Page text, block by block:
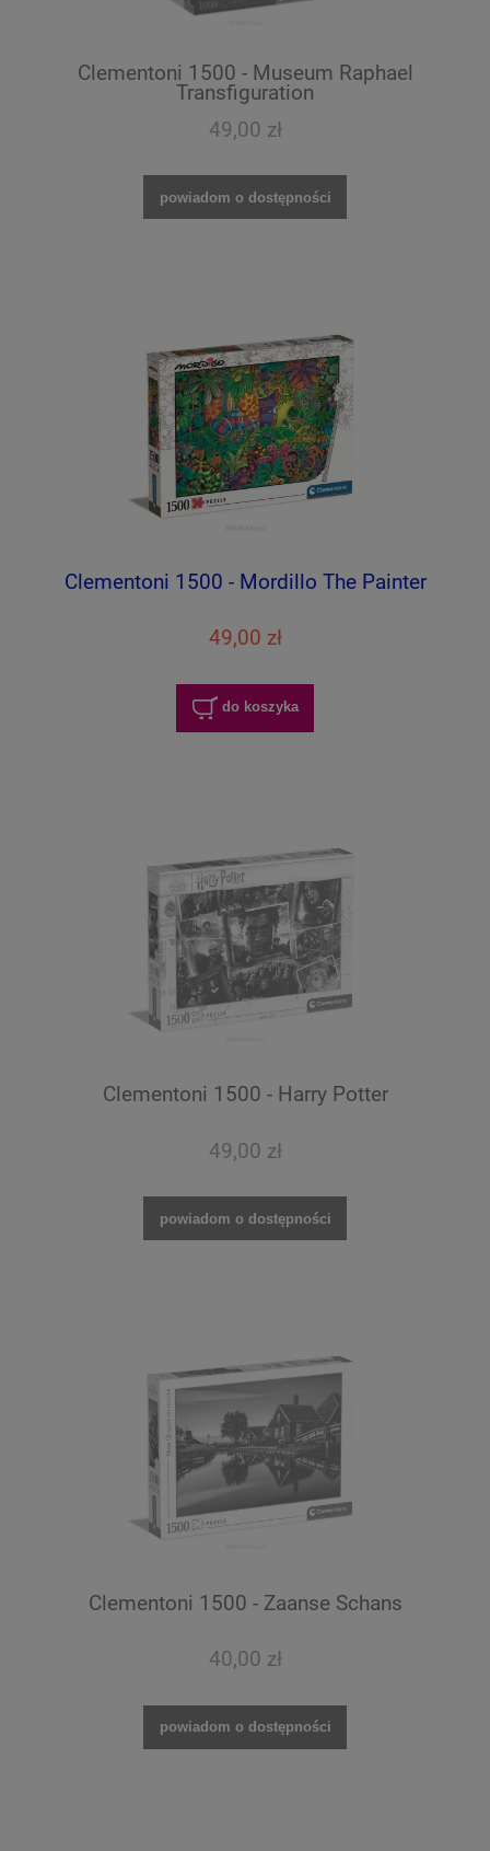
Clementoni 1500 - Museum Raphael
Transfiguration
49,00 zł
powiadom o dostępności
Clementoni 1500 - Mordillo The Painter
49,00 zł
do koszyka
Clementoni 1500 - Harry Potter
49,00 zł
powiadom o dostępności
Clementoni 1500 - Zaanse Schans
40,00 zł
powiadom o dostępności